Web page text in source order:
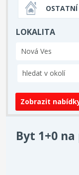
OSTATNÍ
LOKALITA
hledat v okolí
Byt 1+0